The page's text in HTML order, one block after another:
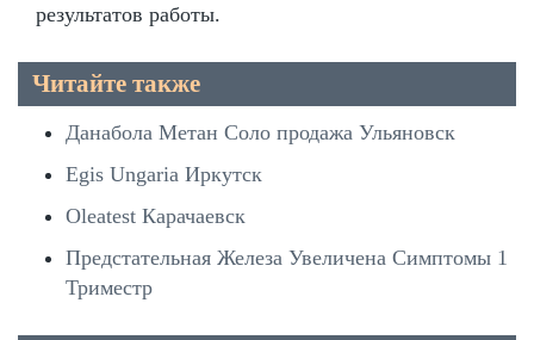
результатов работы.
Читайте также
Данабола Метан Соло продажа Ульяновск
Egis Ungaria Иркутск
Oleatest Карачаевск
Предстательная Железа Увеличена Симптомы 1
Триместр